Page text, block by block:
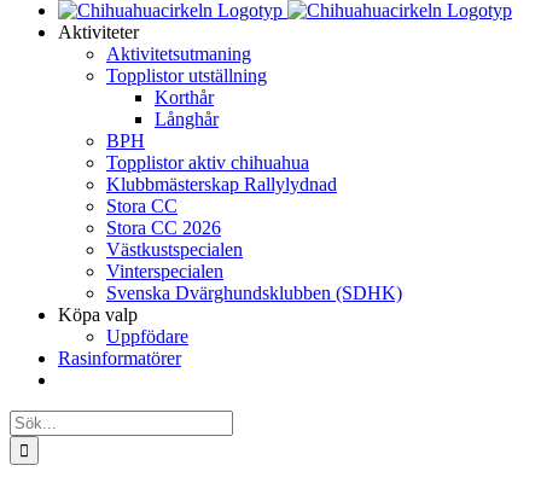
Aktiviteter
Aktivitetsutmaning
Topplistor utställning
Korthår
Långhår
BPH
Topplistor aktiv chihuahua
Klubbmästerskap Rallylydnad
Stora CC
Stora CC 2026
Västkustspecialen
Vinterspecialen
Svenska Dvärghundsklubben (SDHK)
Köpa valp
Uppfödare
Rasinformatörer
Sök
efter: